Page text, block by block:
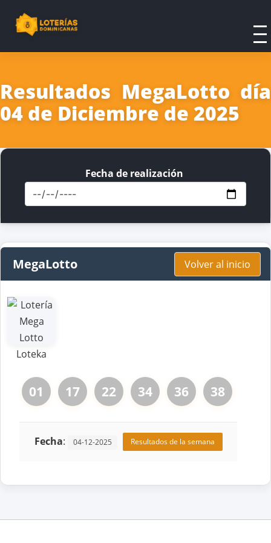
Resultados MegaLotto día
04 de Diciembre de 2025
Fecha de realización
MegaLotto Volver al inicio
01 17 22 34 36 38
Fecha: 04-12-2025 Resultados de la semana